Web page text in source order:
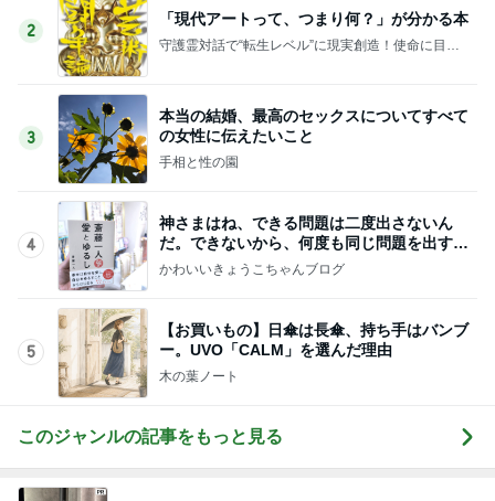
2
「現代アートって、つまり何？」が分かる本
守護霊対話で“転生レベル”に現実創造！使命に目覚
3
本当の結婚、最高のセックスについてすべて
の女性に伝えたいこと
手相と性の園
4
神さまはね、できる問題は二度出さないん
だ。できないから、何度も同じ問題を出すん
だよ。
かわいいきょうこちゃんブログ
5
【お買いもの】日傘は長傘、持ち手はバンブ
ー。UVO「CALM」を選んだ理由
木の葉ノート
このジャンルの記事をもっと見る